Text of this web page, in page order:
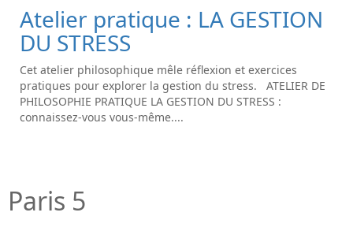
Atelier pratique : LA GESTION
DU STRESS
Cet atelier philosophique mêle réflexion et exercices
pratiques pour explorer la gestion du stress. ATELIER DE
PHILOSOPHIE PRATIQUE LA GESTION DU STRESS :
connaissez-vous vous-même....
Paris 5